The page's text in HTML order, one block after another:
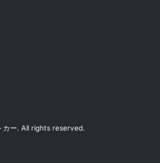
ー. All rights reserved.